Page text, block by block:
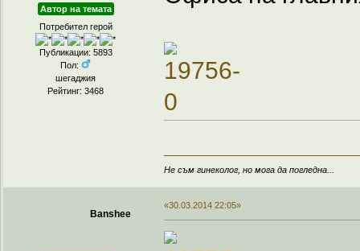
Автор на темата
Потребител герой
Публикации: 5893
Пол:
шегаджия
Рейтинг: 3468
Не съм гинеколог, но мога да погледна...
Banshee
«30.03.2014 22:05»